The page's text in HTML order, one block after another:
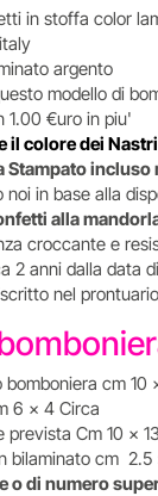
in stoffa color
argento
modello di
1.00 €uro in piu'
il colore dei Nastri
incluso
noi in base alla
alla
croccante e
2 anni dalla data
nel
cm 10
6 x 4 Circa
prevista Cm 10 x
bilaminato cm 2.5
o di numero